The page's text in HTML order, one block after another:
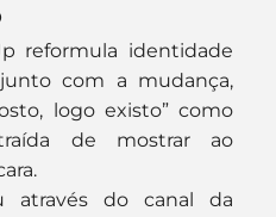
reformula identidade
com a mudança,
logo existo” como
de mostrar ao
através do canal da